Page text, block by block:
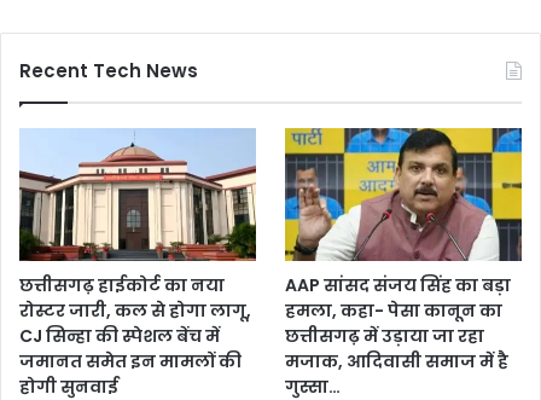
Recent Tech News
छत्तीसगढ़ हाईकोर्ट का नया
रोस्टर जारी, कल से होगा लागू,
CJ सिन्हा की स्पेशल बेंच में
जमानत समेत इन मामलों की
होगी सुनवाई
AAP सांसद संजय सिंह का बड़ा
हमला, कहा- पेसा कानून का
छत्तीसगढ़ में उड़ाया जा रहा
मजाक, आदिवासी समाज में है
गुस्सा…